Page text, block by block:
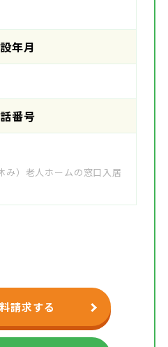
年月
番号
）老人ホームの窓口入居
請求する